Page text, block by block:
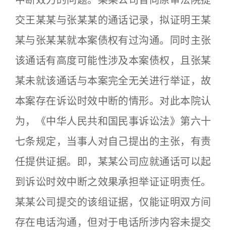
交王某某与张某某的通话记录，拟证明王某
某与张某某就本案债权有过沟通。同时主张
该通话有高度可能性涉及本案债权，且张某
某未就该通话与本案完全无关进行举证，故
本案存在诉讼时效中断的情形。对此本院认
为，《中华人民共和国民事诉讼法》第六十
七条规定，当事人对自己提出的主张，有责
任提供证据。即，某某公司应就通话可以起
到诉讼时效中断之效果承担举证证明责任。
某某公司提交的该组证据，仅能证明双方间
存在电话沟通，但对于电话所涉内容未提交